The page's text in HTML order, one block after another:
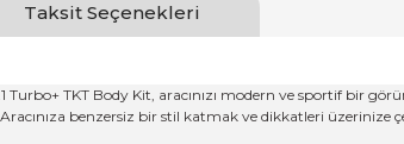
Taksit Seçenekleri
TKT Body Kit, aracınızı modern ve sportif bir
benzersiz bir stil katmak ve dikkatleri üzerinize